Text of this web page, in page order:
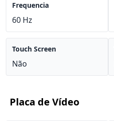
Frequencia
60 Hz
Touch Screen
Não
Placa de Vídeo